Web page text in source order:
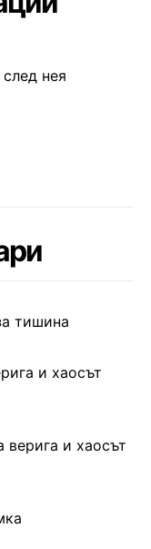
нея
тишина
и хаосът
верига и хаосът